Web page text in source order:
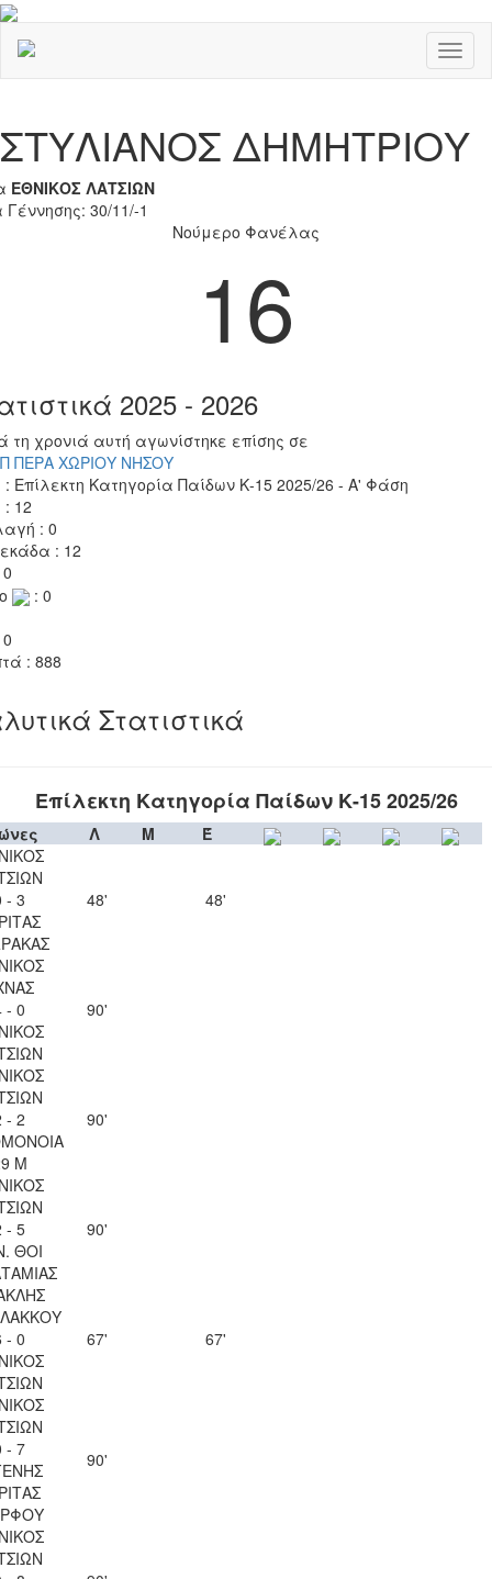
ΣΤΥΛΙΑΝΟΣ ΔΗΜΗΤΡΙΟΥ
ΕΘΝΙΚΟΣ ΛΑΤΣΙΩΝ
30/11/-1
Νούμερο Φανέλας
16
2025 - 2026
τη χρονιά αυτή αγωνίστηκε επίσης σε
ΠΕΡΑ ΧΩΡΙΟΥ ΝΗΣΟΥ
: Επίλεκτη Κατηγορία Παίδων Κ-15 2025/26 - Α' Φάση
12
: 0
: 12
: 0
: 888
Στατιστικά
Επίλεκτη Κατηγορία Παίδων Κ-15 2025/26
Λ Μ
Έ
- 3
48' 48'
- 0
90'
- 2
Μ
90'
- 5
ΘΟΙ
90'
- 0
67' 67'
- 7
90'